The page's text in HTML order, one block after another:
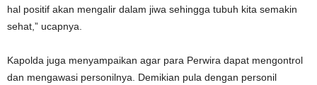
hal positif akan mengalir dalam jiwa sehingga tubuh kita semakin
sehat,” ucapnya.
Kapolda juga menyampaikan agar para Perwira dapat mengontrol
dan mengawasi personilnya. Demikian pula dengan personil